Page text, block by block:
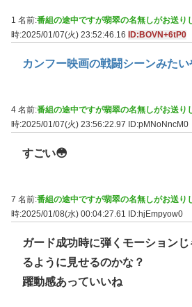
1 名前:番組の途中ですが翡翠の名無しがお送り
時:2025/01/07(火) 23:52:46.16
ID:BOVN+6tP0
カンフー映画の戦闘シーンみたい
4 名前:番組の途中ですが翡翠の名無しがお送り
時:2025/01/07(火) 23:56:22.97
ID:pMNoNncM0
すごい😳
7 名前:番組の途中ですが翡翠の名無しがお送り
時:2025/01/08(水) 00:04:27.61 ID:hjEmpyow0
ガード成功時に弾くモーション
るように見せるのかな？
躍動感あっていいね